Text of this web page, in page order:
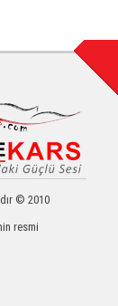
© 2010
resmi